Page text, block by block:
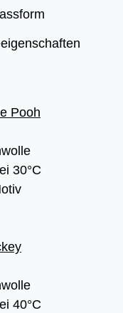
Pooh
30°C
40°C